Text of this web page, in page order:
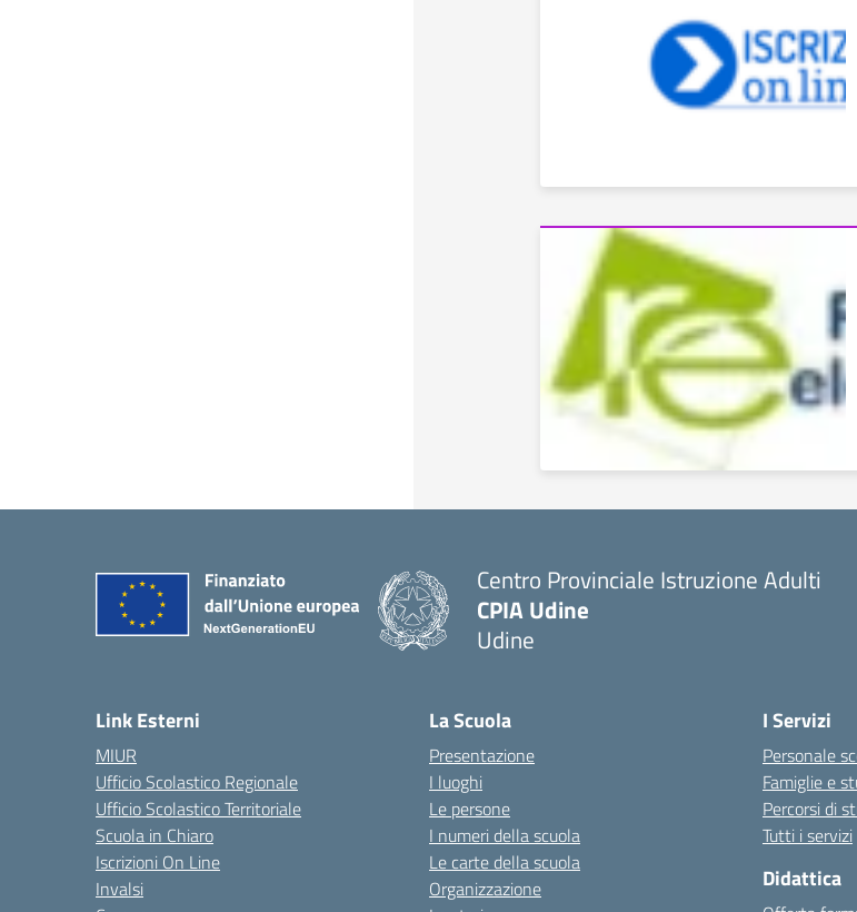
Centro Provinciale Istruzione Adulti
CPIA Udine
Udine
Link Esterni
MIUR
Ufficio Scolastico Regionale
Ufficio Scolastico Territoriale
Scuola in Chiaro
Iscrizioni On Line
Invalsi
La Scuola
Presentazione
I luoghi
Le persone
I numeri della scuola
Le carte della scuola
Organizzazione
I Servizi
Personale
Famiglie e
Percorsi di
Tutti i servizi
Didattica